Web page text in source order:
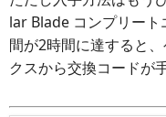
lar Blade コンプリー
間が2時間に達すると
クスから交換コードが